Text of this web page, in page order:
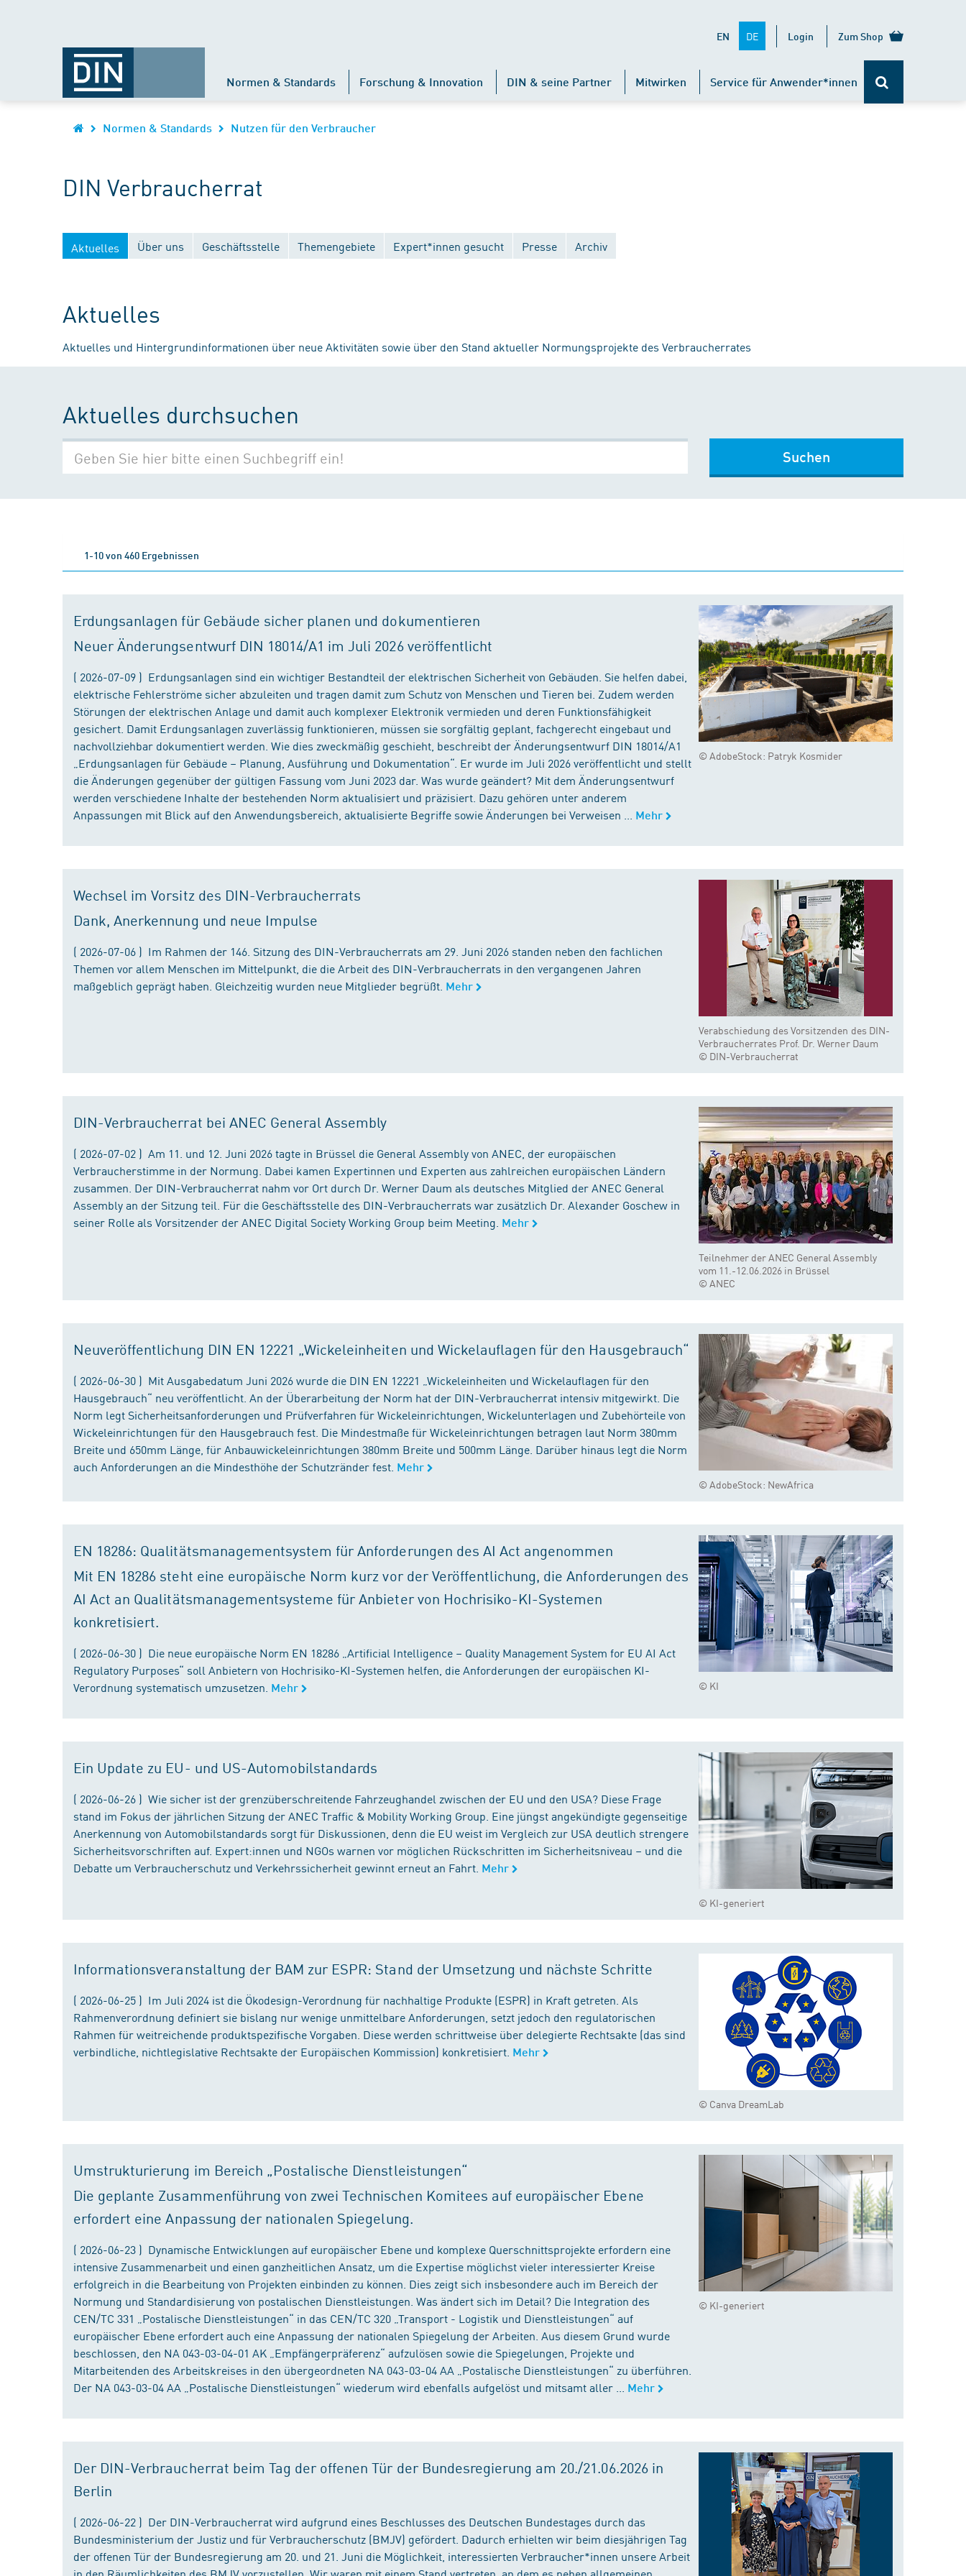
EN DE Login Zum Shop
Normen & Standards Forschung & Innovation DIN & seine Partner Mitwirken Service für Anwender*innen
Normen & Standards Nutzen für den Verbraucher
DIN Verbraucherrat
Aktuelles Über uns Geschäftsstelle Themengebiete Expert*innen gesucht Presse Archiv
Aktuelles
Aktuelles und Hintergrundinformationen über neue Aktivitäten sowie über den Stand aktueller Normungsprojekte des Verbraucherrates
Aktuelles durchsuchen
Suchen
1-10 von 460 Ergebnissen
© AdobeStock: Patryk Kosmider
Erdungsanlagen für Gebäude sicher planen und dokumentieren
Neuer Änderungsentwurf DIN 18014/A1 im Juli 2026 veröffentlicht
( 2026-07-09 ) Erdungsanlagen sind ein wichtiger Bestandteil der elektrischen Sicherheit von Gebäuden. Sie helfen dabei,
elektrische Fehlerströme sicher abzuleiten und tragen damit zum Schutz von Menschen und Tieren bei. Zudem werden
Störungen der elektrischen Anlage und damit auch komplexer Elektronik vermieden und deren Funktionsfähigkeit
gesichert. Damit Erdungsanlagen zuverlässig funktionieren, müssen sie sorgfältig geplant, fachgerecht eingebaut und
nachvollziehbar dokumentiert werden. Wie dies zweckmäßig geschieht, beschreibt der Änderungsentwurf DIN 18014/A1
„Erdungsanlagen für Gebäude – Planung, Ausführung und Dokumentation“. Er wurde im Juli 2026 veröffentlicht und stellt
die Änderungen gegenüber der gültigen Fassung vom Juni 2023 dar. Was wurde geändert? Mit dem Änderungsentwurf
werden verschiedene Inhalte der bestehenden Norm aktualisiert und präzisiert. Dazu gehören unter anderem
Anpassungen mit Blick auf den Anwendungsbereich, aktualisierte Begriffe sowie Änderungen bei Verweisen ...
Mehr
Verabschiedung des Vorsitzenden des DIN-
Verbraucherrates Prof. Dr. Werner Daum
© DIN-Verbraucherrat
Wechsel im Vorsitz des DIN-Verbraucherrats
Dank, Anerkennung und neue Impulse
( 2026-07-06 ) Im Rahmen der 146. Sitzung des DIN-Verbraucherrats am 29. Juni 2026 standen neben den fachlichen
Themen vor allem Menschen im Mittelpunkt, die die Arbeit des DIN-Verbraucherrats in den vergangenen Jahren
maßgeblich geprägt haben. Gleichzeitig wurden neue Mitglieder begrüßt. Mehr
Teilnehmer der ANEC General Assembly
vom 11.-12.06.2026 in Brüssel
© ANEC
DIN-Verbraucherrat bei ANEC General Assembly
( 2026-07-02 ) Am 11. und 12. Juni 2026 tagte in Brüssel die General Assembly von ANEC, der europäischen
Verbraucherstimme in der Normung. Dabei kamen Expertinnen und Experten aus zahlreichen europäischen Ländern
zusammen. Der DIN-Verbraucherrat nahm vor Ort durch Dr. Werner Daum als deutsches Mitglied der ANEC General
Assembly an der Sitzung teil. Für die Geschäftsstelle des DIN-Verbraucherrats war zusätzlich Dr. Alexander Goschew in
seiner Rolle als Vorsitzender der ANEC Digital Society Working Group beim Meeting. Mehr
© AdobeStock: NewAfrica
Neuveröffentlichung DIN EN 12221 „Wickeleinheiten und Wickelauflagen für den Hausgebrauch“
( 2026-06-30 ) Mit Ausgabedatum Juni 2026 wurde die DIN EN 12221 „Wickeleinheiten und Wickelauflagen für den
Hausgebrauch“ neu veröffentlicht. An der Überarbeitung der Norm hat der DIN-Verbraucherrat intensiv mitgewirkt. Die
Norm legt Sicherheitsanforderungen und Prüfverfahren für Wickeleinrichtungen, Wickelunterlagen und Zubehörteile von
Wickeleinrichtungen für den Hausgebrauch fest. Die Mindestmaße für Wickeleinrichtungen betragen laut Norm 380mm
Breite und 650mm Länge, für Anbauwickeleinrichtungen 380mm Breite und 500mm Länge. Darüber hinaus legt die Norm
auch Anforderungen an die Mindesthöhe der Schutzränder fest. Mehr
© KI
EN 18286: Qualitätsmanagementsystem für Anforderungen des AI Act angenommen
Mit EN 18286 steht eine europäische Norm kurz vor der Veröffentlichung, die Anforderungen des
AI Act an Qualitätsmanagementsysteme für Anbieter von Hochrisiko-KI-Systemen
konkretisiert.
( 2026-06-30 ) Die neue europäische Norm EN 18286 „Artificial Intelligence – Quality Management System for EU AI Act
Regulatory Purposes“ soll Anbietern von Hochrisiko-KI-Systemen helfen, die Anforderungen der europäischen KI-
Verordnung systematisch umzusetzen. Mehr
© KI-generiert
Ein Update zu EU- und US-Automobilstandards
( 2026-06-26 ) Wie sicher ist der grenzüberschreitende Fahrzeughandel zwischen der EU und den USA? Diese Frage
stand im Fokus der jährlichen Sitzung der ANEC Traffic & Mobility Working Group. Eine jüngst angekündigte gegenseitige
Anerkennung von Automobilstandards sorgt für Diskussionen, denn die EU weist im Vergleich zur USA deutlich strengere
Sicherheitsvorschriften auf. Expert:innen und NGOs warnen vor möglichen Rückschritten im Sicherheitsniveau – und die
Debatte um Verbraucherschutz und Verkehrssicherheit gewinnt erneut an Fahrt. Mehr
© Canva DreamLab
Informationsveranstaltung der BAM zur ESPR: Stand der Umsetzung und nächste Schritte
( 2026-06-25 ) Im Juli 2024 ist die Ökodesign-Verordnung für nachhaltige Produkte (ESPR) in Kraft getreten. Als
Rahmenverordnung definiert sie bislang nur wenige unmittelbare Anforderungen, setzt jedoch den regulatorischen
Rahmen für weitreichende produktspezifische Vorgaben. Diese werden schrittweise über delegierte Rechtsakte (das sind
verbindliche, nichtlegislative Rechtsakte der Europäischen Kommission) konkretisiert. Mehr
© KI-generiert
Umstrukturierung im Bereich „Postalische Dienstleistungen“
Die geplante Zusammenführung von zwei Technischen Komitees auf europäischer Ebene
erfordert eine Anpassung der nationalen Spiegelung.
( 2026-06-23 ) Dynamische Entwicklungen auf europäischer Ebene und komplexe Querschnittsprojekte erfordern eine
intensive Zusammenarbeit und einen ganzheitlichen Ansatz, um die Expertise möglichst vieler interessierter Kreise
erfolgreich in die Bearbeitung von Projekten einbinden zu können. Dies zeigt sich insbesondere auch im Bereich der
Normung und Standardisierung von postalischen Dienstleistungen. Was ändert sich im Detail? Die Integration des
CEN/TC 331 „Postalische Dienstleistungen“ in das CEN/TC 320 „Transport - Logistik und Dienstleistungen“ auf
europäischer Ebene erfordert auch eine Anpassung der nationalen Spiegelung der Arbeiten. Aus diesem Grund wurde
beschlossen, den NA 043-03-04-01 AK „Empfängerpräferenz“ aufzulösen sowie die Spiegelungen, Projekte und
Mitarbeitenden des Arbeitskreises in den übergeordneten NA 043-03-04 AA „Postalische Dienstleistungen“ zu überführen.
Der NA 043-03-04 AA „Postalische Dienstleistungen“ wiederum wird ebenfalls aufgelöst und mitsamt aller ...
Mehr
Der DIN-Verbraucherrat beim Tag der offenen Tür der Bundesregierung am 20./21.06.2026 in
Berlin
( 2026-06-22 ) Der DIN-Verbraucherrat wird aufgrund eines Beschlusses des Deutschen Bundestages durch das
Bundesministerium der Justiz und für Verbraucherschutz (BMJV) gefördert. Dadurch erhielten wir beim diesjährigen Tag
der offenen Tür der Bundesregierung am 20. und 21. Juni die Möglichkeit, interessierten Verbraucher*innen unsere Arbeit